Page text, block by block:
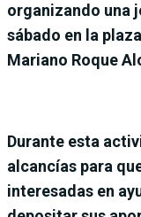
organizando una
sábado en la
Mariano Roque
Durante esta
alcancías para
interesadas en